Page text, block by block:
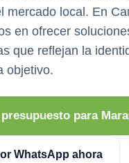
mercado local. En
en ofrecer
que reflejan la
objetivo.
para
WhatsApp ahora